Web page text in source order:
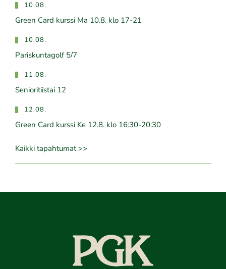
10.08.
Green Card kurssi Ma 10.8. klo 17-21
10.08.
Pariskuntagolf 5/7
11.08.
Senioritiistai 12
12.08.
Green Card kurssi Ke 12.8. klo 16:30-20:30
Kaikki tapahtumat >>